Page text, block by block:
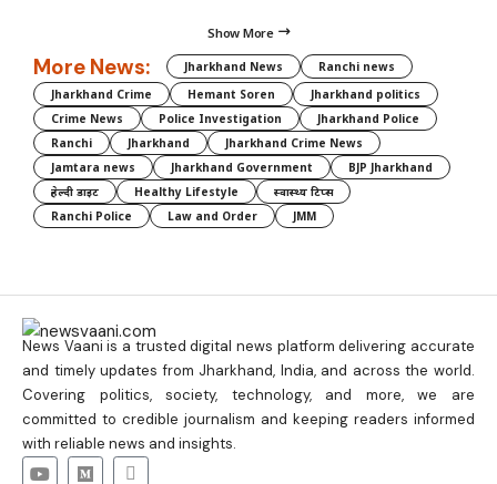
Show More
More News: Jharkhand News
Ranchi news
Jharkhand Crime
Hemant Soren
Jharkhand politics
Crime News
Police Investigation
Jharkhand Police
Ranchi
Jharkhand
Jharkhand Crime News
Jamtara news
Jharkhand Government
BJP Jharkhand
हेल्दी डाइट
Healthy Lifestyle
स्वास्थ्य टिप्स
Ranchi Police
Law and Order JMM
News Vaani is a trusted digital news platform delivering accurate
and timely updates from Jharkhand, India, and across the world.
Covering politics, society, technology, and more, we are
committed to credible journalism and keeping readers informed
with reliable news and insights.